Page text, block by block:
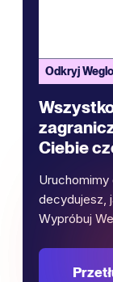
Odkryj
Ciebie
decydujesz,
Wypróbuj